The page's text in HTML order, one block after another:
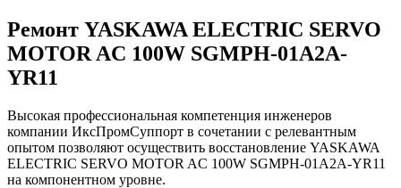
Ремонт YASKAWA ELECTRIC SERVO
MOTOR AC 100W SGMPH-01A2A-
YR11
Высокая профессиональная компетенция инженеров
компании ИксПромСуппорт в сочетании с релевантным
опытом позволяют осуществить восстановление YASKAWA
ELECTRIC SERVO MOTOR AC 100W SGMPH-01A2A-YR11
на компонентном уровне.